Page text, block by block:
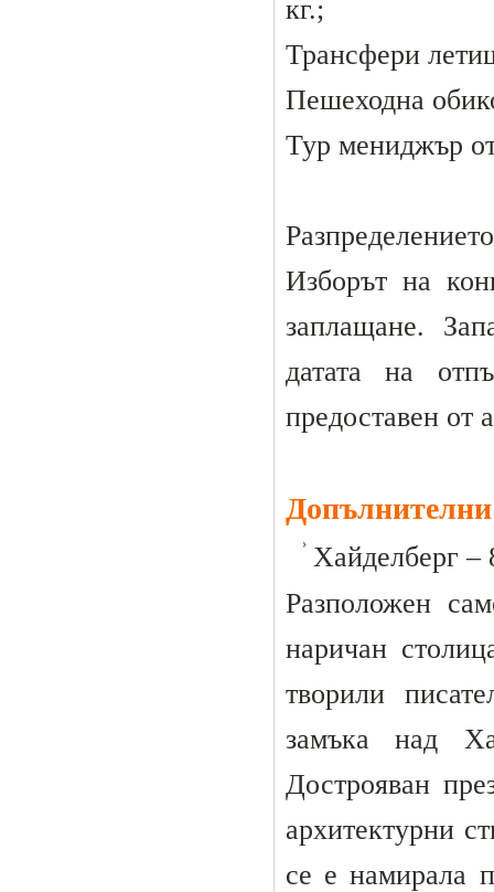
кг.;
Трансфери
Пешеходна
Тур мениджър
Изборът на
заплащане.
датата на
предоставен от
Допълнителни
Хайделберг –
Разположен
наричан
творили
замъка над
Дострояван
архитектурни
се е намирала